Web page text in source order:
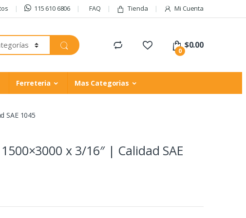
115 610 6806 FAQ Tienda Mi Cuenta
0
$0.00
Ferreteria Mas Categorias
SAE 1045
x 3/16″ | Calidad SAE